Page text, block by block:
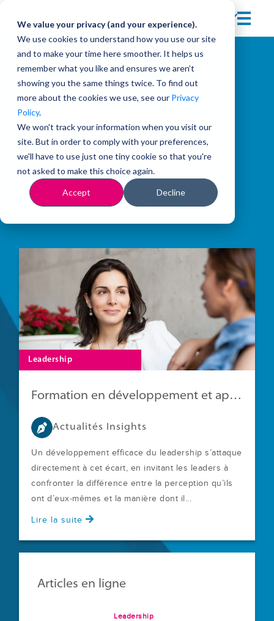
We value your privacy (and your experience).
We use cookies to understand how you use our site
and to make your time here smoother. It helps us
remember what you like and ensures we aren’t
showing you the same things twice. To find out
more about the cookies we use, see our Privacy
Policy.
We won't track your information when you visit our
site. But in order to comply with your preferences,
we'll have to use just one tiny cookie so that you're
not asked to make this choice again.
Accept Decline
Bienvenue
sur le blog
Insights
Leadership
Formation en développement et apprentissage : 16 chiffres à connaître
Actualités Insights
Un développement efficace du leadership s’attaque
directement à cet écart, en invitant les leaders à
confronter la différence entre la perception qu’ils
ont d’eux‑mêmes et la manière dont il...
Lire la suite
Articles en ligne
Leadership